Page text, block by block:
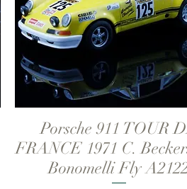
Vista rápida
Porsche 911 TOUR
FRANCE 1971 C.
Bonomelli Fly